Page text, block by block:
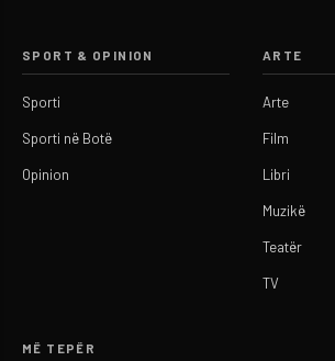
SPORT & OPINION
Sporti
Sporti në Botë
Opinion
ARTE
Arte
Film
Libri
Muzikë
Teatër
TV
MË TEPËR